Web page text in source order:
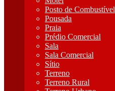
Posto de Combustível
Pousada
Praia
Prédio Comercial
Sala
Sala Comercial
Sítio
Terreno
Terreno Rural